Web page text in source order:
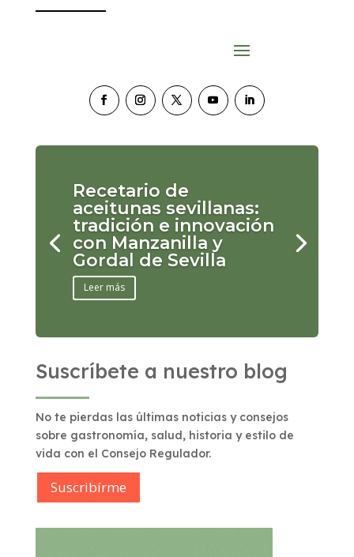
Recetario de
aceitunas sevillanas:
tradición e innovación
con Manzanilla y
Gordal de Sevilla
Leer más
Suscríbete a nuestro blog
No te pierdas las últimas noticias y consejos
sobre gastronomía, salud, historia y estilo de
vida con el Consejo Regulador.
Suscribírme